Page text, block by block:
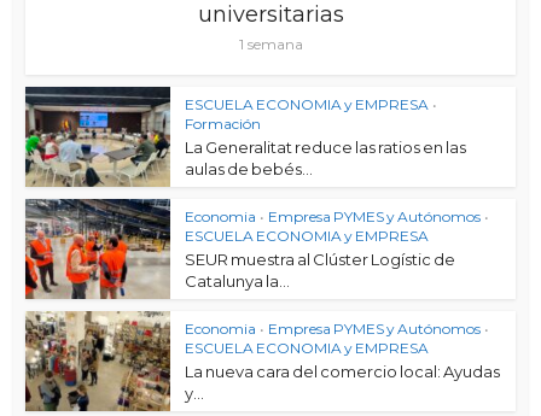
universitarias
1 semana
ESCUELA ECONOMIA y EMPRESA •
Formación
La Generalitat reduce las ratios en las
aulas de bebés...
Economia • Empresa PYMES y Autónomos •
ESCUELA ECONOMIA y EMPRESA
SEUR muestra al Clúster Logístic de
Catalunya la...
Economia • Empresa PYMES y Autónomos •
ESCUELA ECONOMIA y EMPRESA
La nueva cara del comercio local: Ayudas
y...